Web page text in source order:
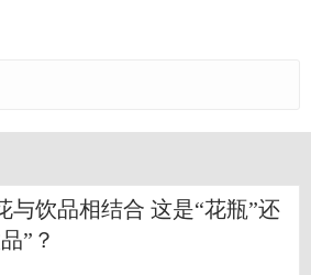
与饮品相结合 这是“花瓶”还
”？